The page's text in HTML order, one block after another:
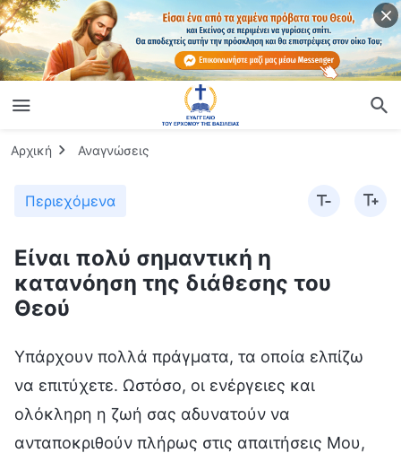
Αρχική Αναγνώσεις
Περιεχόμενα
Είναι πολύ σημαντική η
κατανόηση της διάθεσης του
Θεού
Υπάρχουν πολλά πράγματα, τα οποία ελπίζω
να επιτύχετε. Ωστόσο, οι ενέργειες και
ολόκληρη η ζωή σας αδυνατούν να
ανταποκριθούν πλήρως στις απαιτήσεις Μου,